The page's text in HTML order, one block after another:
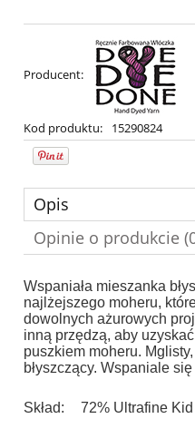
Producent:
Kod produktu: 15290824
Opis
Opinie o produkcie
Wspaniała mieszanka
najlżejszego moheru,
dowolnych ażurowych
inną przędzą, aby
puszkiem moheru.
błyszczący. Wspaniale
Skład: 72% Ultrafine